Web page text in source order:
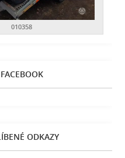
010358
FACEBOOK
ODKAZY